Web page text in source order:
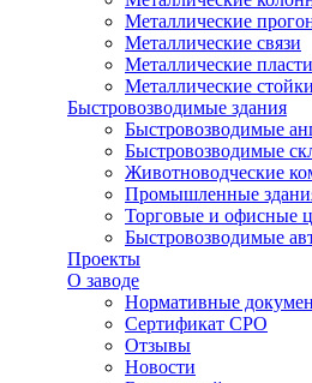
Металлические
Металлические связи
Металлические
Металлические стойки
Быстровозводимые здания
Быстровозводимые
Быстровозводимые
Животноводческие
Промышленные
Торговые и офисные
Быстровозводимые
Проекты
О заводе
Нормативные
Сертификат СРО
Отзывы
Новости